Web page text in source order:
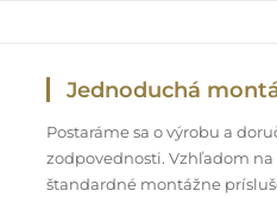
Jednoduchá
Postaráme sa o výrobu a
zodpovednosti. Vzhľadom
štandardné montážne